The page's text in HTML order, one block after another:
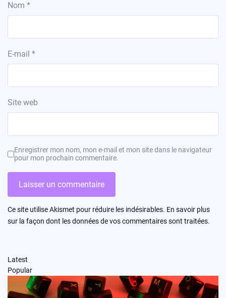
Nom *
E-mail *
Site web
Enregistrer mon nom, mon e-mail et mon site dans le navigateur
pour mon prochain commentaire.
Ce site utilise Akismet pour réduire les indésirables. En savoir plus
sur la façon dont les données de vos commentaires sont traitées.
Latest
Popular